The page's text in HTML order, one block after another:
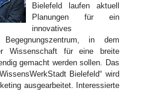
Bielefeld laufen aktuell
Planungen für ein
innovatives
Begegnungszentrum, in dem
Wissenschaft für eine breite
gemacht werden sollen. Das
Bielefeld“ wird
ausgearbeitet. Interessierte